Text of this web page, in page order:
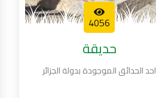
4056
حديقة
احد الحدائق الموجودة بدولة الجزائر